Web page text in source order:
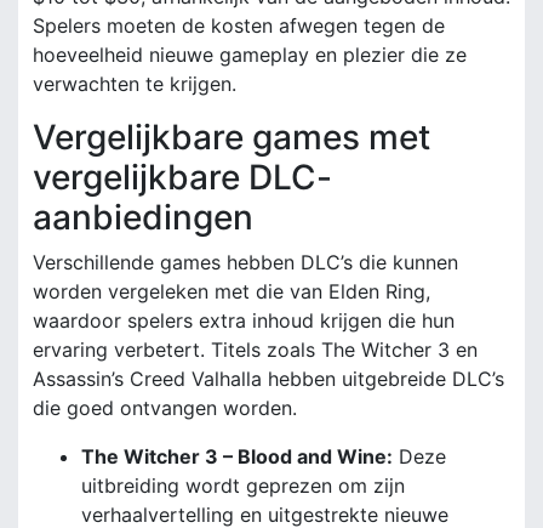
Spelers moeten de kosten afwegen tegen de
hoeveelheid nieuwe gameplay en plezier die ze
verwachten te krijgen.
Vergelijkbare games met
vergelijkbare DLC-
aanbiedingen
Verschillende games hebben DLC’s die kunnen
worden vergeleken met die van Elden Ring,
waardoor spelers extra inhoud krijgen die hun
ervaring verbetert. Titels zoals The Witcher 3 en
Assassin’s Creed Valhalla hebben uitgebreide DLC’s
die goed ontvangen worden.
The Witcher 3 – Blood and Wine: Deze
uitbreiding wordt geprezen om zijn
verhaalvertelling en uitgestrekte nieuwe